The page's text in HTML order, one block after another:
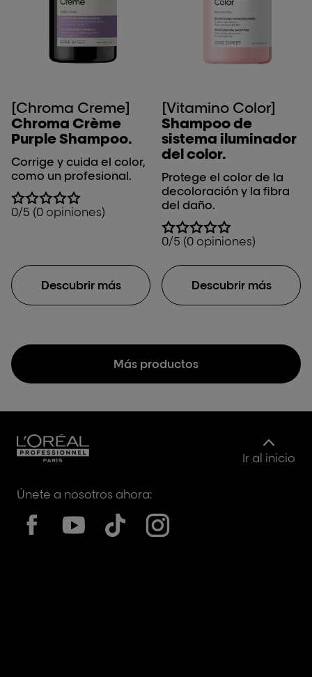
[Chroma Creme]
Chroma Crème
Purple Shampoo.
Corrige y cuida el color,
como un profesional.
0/5 (0 opiniones)
Descubrir más
[Vitamino Color]
Shampoo de
sistema iluminador
del color.
Protege el color de la
decoloración y la fibra
del daño.
0/5 (0 opiniones)
Descubrir más
Más productos
Ir al inicio
Únete a nosotros ahora: